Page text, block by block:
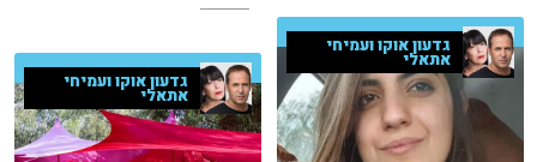
גדעון אוקו ועמיחי
אתאלי
גדעון אוקו ועמיחי
אתאלי